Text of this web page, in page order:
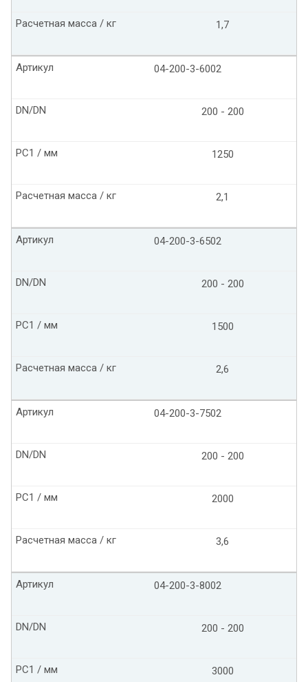
1,7
Расчетная масса / кг
04-200-3-6002
Артикул
200 - 200
DN/DN
1250
PC1 / мм
2,1
Расчетная масса / кг
04-200-3-6502
Артикул
200 - 200
DN/DN
1500
PC1 / мм
2,6
Расчетная масса / кг
04-200-3-7502
Артикул
200 - 200
DN/DN
2000
PC1 / мм
3,6
Расчетная масса / кг
04-200-3-8002
Артикул
200 - 200
DN/DN
3000
PC1 / мм